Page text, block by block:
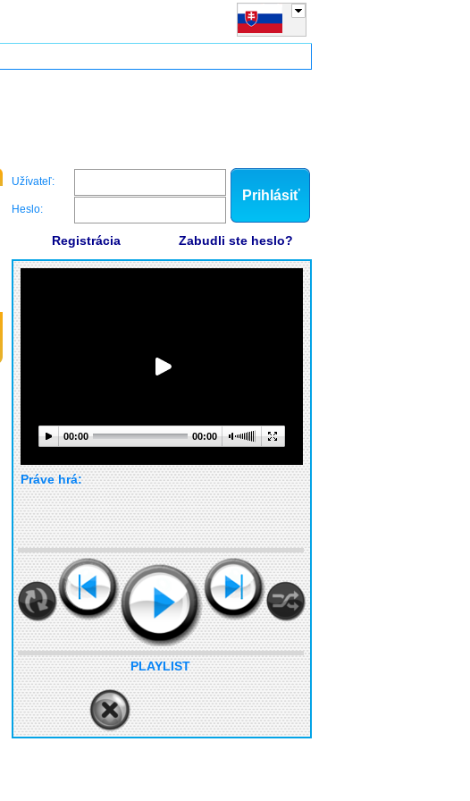
Užívateľ:
Heslo:
Prihlásiť
Registrácia Zabudli ste heslo?
00:00 00:00
Práve hrá:
PLAYLIST